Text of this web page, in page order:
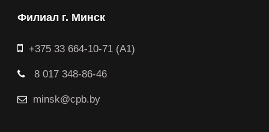
Филиал г. Минск
+375 33 664-10-71 (A1)
8 017 348-86-46
minsk@cpb.by